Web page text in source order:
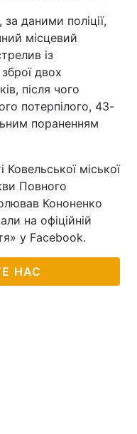
, за даними поліції,
місцевий
із
двох
після чого
потерпілого, 43-
пораненням
Ковельської міської
Повного
Кононенко
на офіційній
у Facebook.
НАС